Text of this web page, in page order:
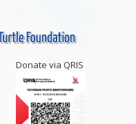
Donate via QRIS